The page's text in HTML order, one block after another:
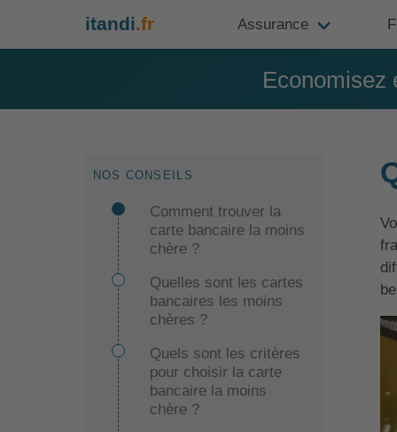
itandi.fr Assurance
Economisez
NOS CONSEILS
Comment trouver la
carte bancaire la moins
chère ?
Quelles sont les cartes
bancaires les moins
chères ?
Quels sont les critères
pour choisir la carte
bancaire la moins
chère ?